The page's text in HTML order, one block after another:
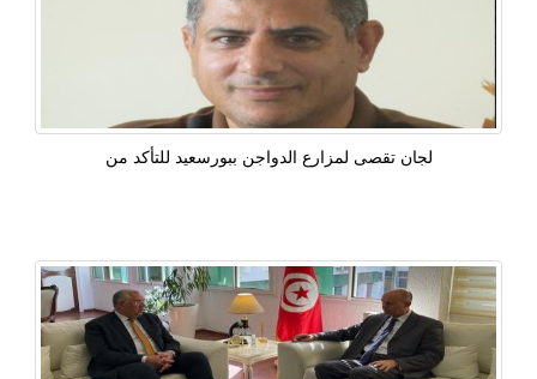
لجان تقصى لمزارع الدواجن ببورسعيد للتأكد من